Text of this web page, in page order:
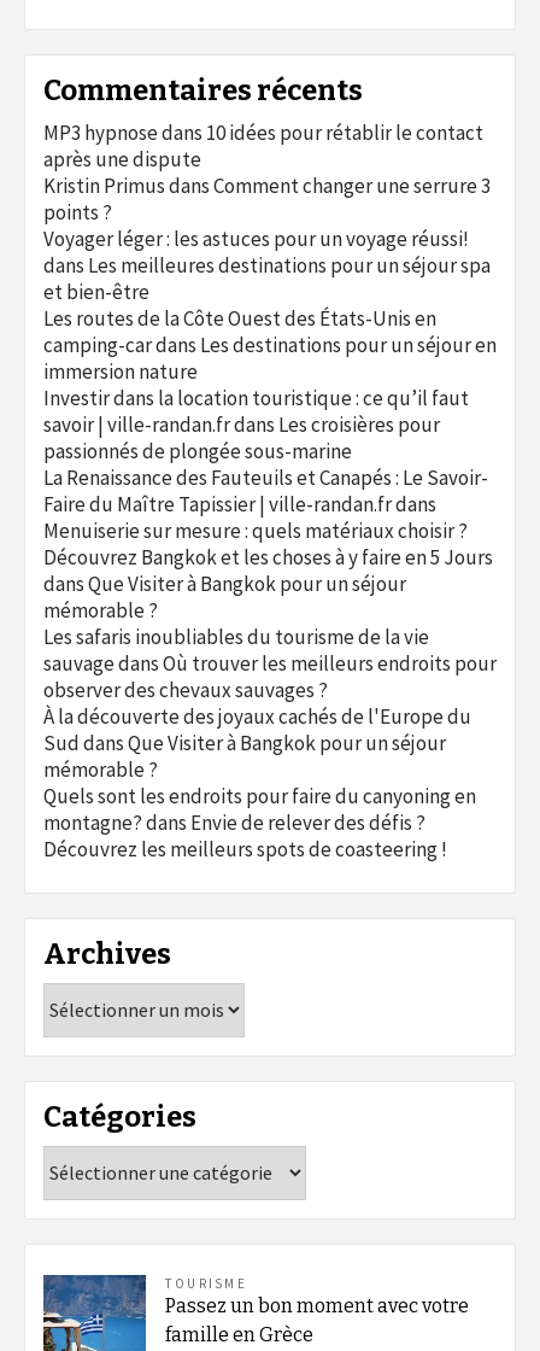
Commentaires récents
MP3 hypnosedans 10 idées pour rétablir le contact
après une dispute
Kristin PrimusdansComment changer une serrure 3
points ?
Voyager léger : les astuces pour un voyage réussi!
dans Les meilleures destinations pour un séjour spa
et bien-être
Les routes de la Côte Ouest des États-Unis en
camping-cardans Les destinations pour un séjour en
immersion nature
Investir dans la location touristique : ce qu’il faut
savoir | ville-randan.frdans Les croisières pour
passionnés de plongée sous-marine
La Renaissance des Fauteuils et Canapés : Le Savoir-
Faire du Maître Tapissier | ville-randan.frdans
Menuiserie sur mesure : quels matériaux choisir ?
Découvrez Bangkok et les choses à y faire en 5 Jours
dansQue Visiter à Bangkok pour un séjour
mémorable ?
Les safaris inoubliables du tourisme de la vie
sauvagedansOù trouver les meilleurs endroits pour
observer des chevaux sauvages ?
À la découverte des joyaux cachés de l'Europe du
SuddansQue Visiter à Bangkok pour un séjour
mémorable ?
Quels sont les endroits pour faire du canyoning en
montagne?dans Envie de relever des défis ?
Découvrez les meilleurs spots de coasteering !
Archives
Catégories
TOURISME
Passez un bon moment avec votre
famille en Grèce